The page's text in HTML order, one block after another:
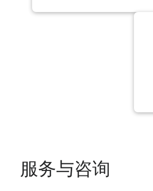
服务与咨询